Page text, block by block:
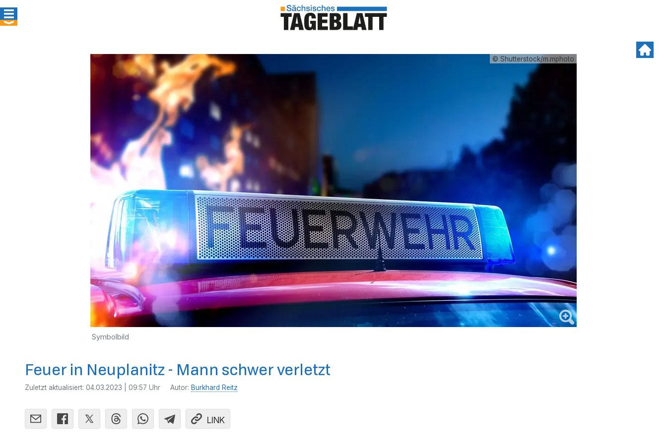
© Shutterstock/m.mphoto
Symbolbild
Feuer in Neuplanitz - Mann schwer verletzt
Zuletzt aktualisiert: 04.03.2023 | 09:57 Uhr Autor: Burkhard Reitz
LINK